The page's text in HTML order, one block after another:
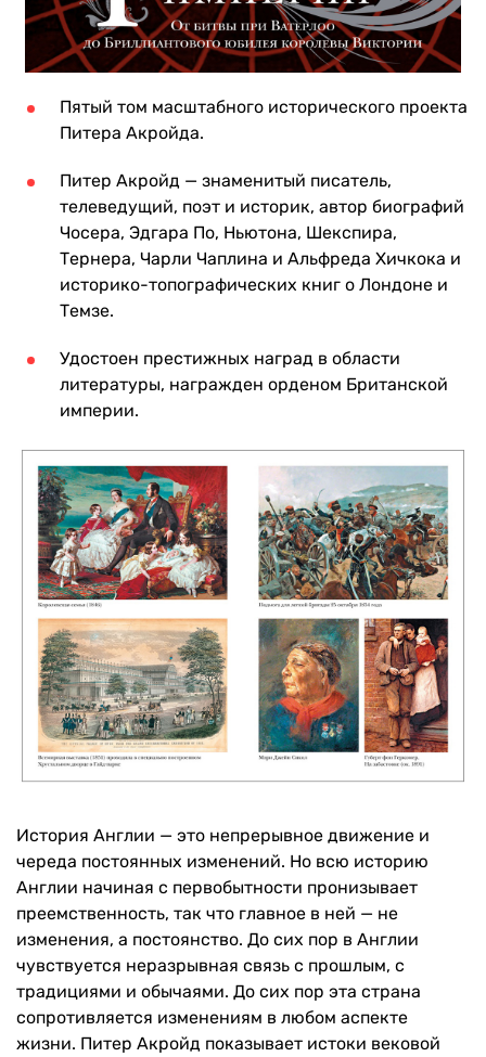
Пятый том масштабного исторического проекта
Питера Акройда.
Питер Акройд — знаменитый писатель,
телеведущий, поэт и историк, автор биографий
Чосера, Эдгара По, Ньютона, Шекспира,
Тернера, Чарли Чаплина и Альфреда Хичкока и
историко-топографических книг о Лондоне и
Темзе.
Удостоен престижных наград в области
литературы, награжден орденом Британской
империи.
История Англии — это непрерывное движение и
череда постоянных изменений. Но всю историю
Англии начиная с первобытности пронизывает
преемственность, так что главное в ней — не
изменения, а постоянство. До сих пор в Англии
чувствуется неразрывная связь с прошлым, с
традициями и обычаями. До сих пор эта страна
сопротивляется изменениям в любом аспекте
жизни. Питер Акройд показывает истоки вековой